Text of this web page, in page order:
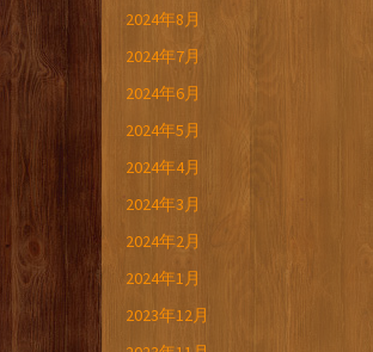
2024年8月
2024年7月
2024年6月
2024年5月
2024年4月
2024年3月
2024年2月
2024年1月
2023年12月